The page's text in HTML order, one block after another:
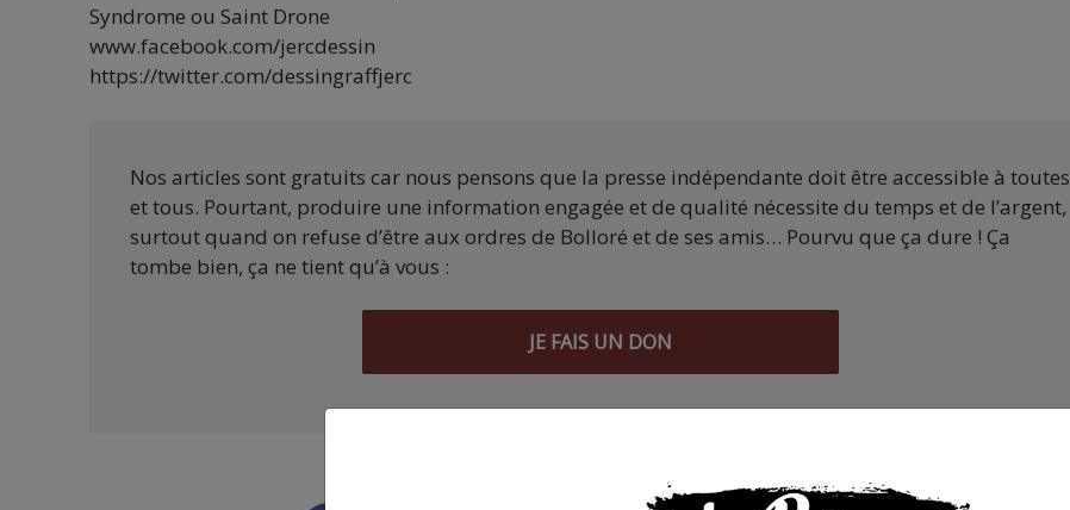
Syndrome ou Saint Drone
www.facebook.com/jercdessin
https://twitter.com/dessingraffjerc
Nos articles sont gratuits car nous pensons que la presse indépendante doit être accessible à toutes
et tous. Pourtant, produire une information engagée et de qualité nécessite du temps et de l’argent,
surtout quand on refuse d’être aux ordres de Bolloré et de ses amis… Pourvu que ça dure ! Ça
tombe bien, ça ne tient qu’à vous :
JE FAIS UN DON